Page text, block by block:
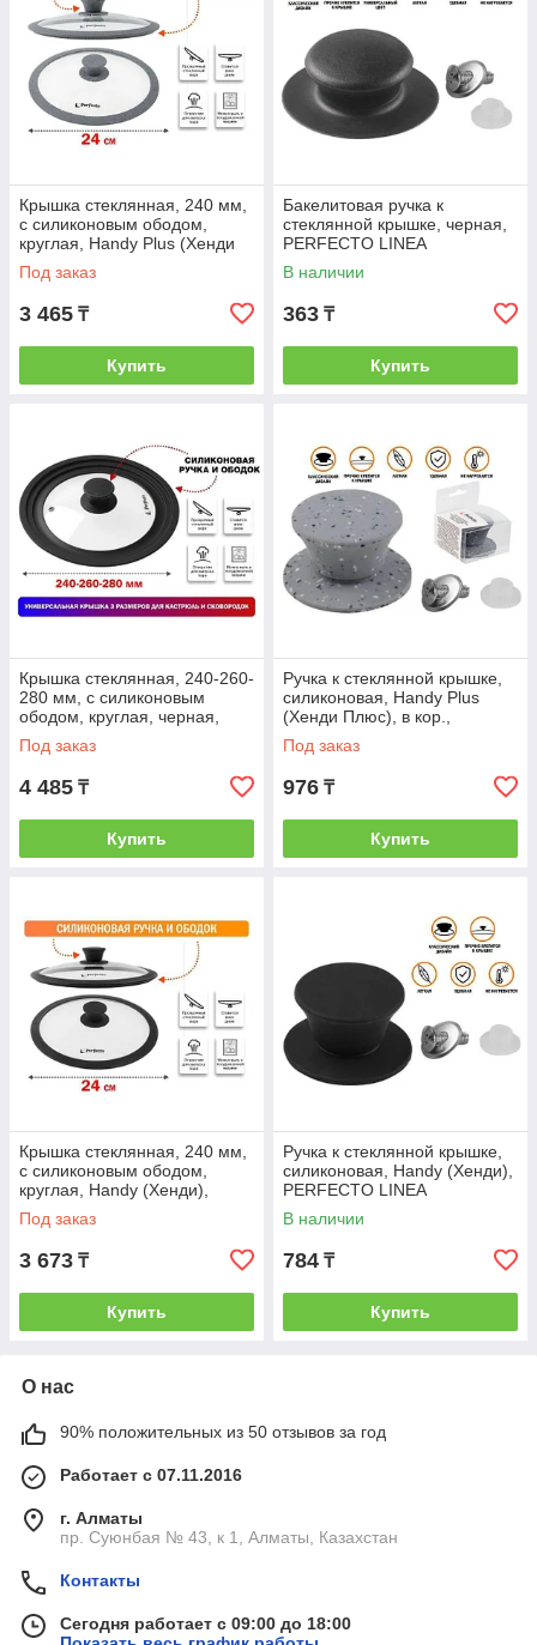
Крышка стеклянная, 240 мм,
с силиконовым ободом,
круглая, Handy Plus (Хенди
Плюс), PERFECTO LINEA
(PERFECTO
Под заказ
3 465 ₸
Купить
Бакелитовая ручка к
стеклянной крышке, черная,
PERFECTO LINEA
(PERFECTO LINEA) (25-
020999)
В наличии
363 ₸
Купить
Крышка стеклянная, 240-260-
280 мм, с силиконовым
ободом, круглая, черная,
PERFECTO LINEA
(Универсальная модель
Под заказ
4 485 ₸
Купить
Ручка к стеклянной крышке,
силиконовая, Handy Plus
(Хенди Плюс), в кор.,
PERFECTO LINEA
(PERFECTO LINEA)
Под заказ
976 ₸
Купить
Крышка стеклянная, 240 мм,
с силиконовым ободом,
круглая, Handy (Хенди),
PERFECTO LINEA
(PERFECTO LINEA)
Под заказ
3 673 ₸
Купить
Ручка к стеклянной крышке,
силиконовая, Handy (Хенди),
PERFECTO LINEA
(PERFECTO LINEA) (25-
010350)
В наличии
784 ₸
Купить
О нас
90% положительных из 50 отзывов за год
Работает с 07.11.2016
г. Алматы
пр. Суюнбая № 43, к 1, Алматы, Казахстан
Контакты
Сегодня работает с 09:00 до 18:00